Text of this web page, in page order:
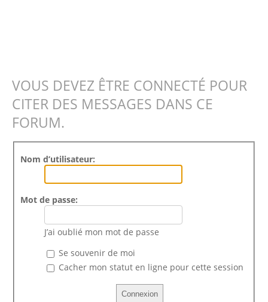
VOUS DEVEZ ÊTRE CONNECTÉ POUR
CITER DES MESSAGES DANS CE
FORUM.
Nom d’utilisateur:
Mot de passe:
J’ai oublié mon mot de passe
Se souvenir de moi
Cacher mon statut en ligne pour cette session